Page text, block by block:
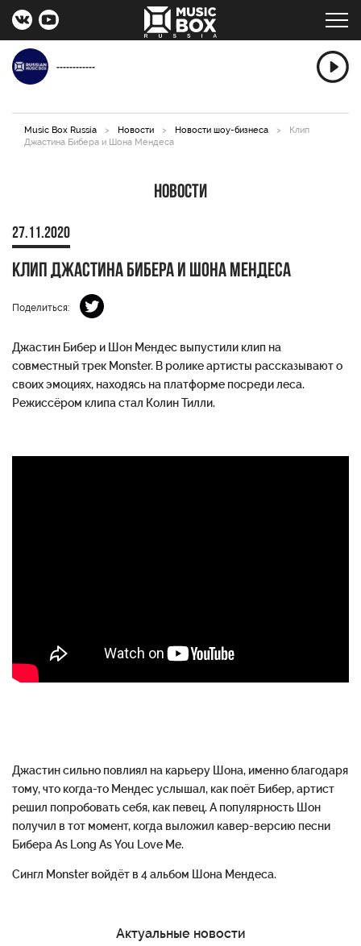
------------
Music Box Russia > Новости > Новости шоу-бизнеса >
Клип
Джастина Бибера и Шона Мендеса
Новости
27.11.2020
Клип Джастина Бибера и Шона Мендеса
Поделиться:
Джастин Бибер и Шон Мендес выпустили клип на
совместный трек Monster. В ролике артисты рассказывают о
своих эмоциях, находясь на платформе посреди леса.
Режиссёром клипа стал Колин Тилли.
Джастин сильно повлиял на карьеру Шона, именно благодаря
тому, что когда-то Мендес услышал, как поёт Бибер, артист
решил попробовать себя, как певец. А популярность Шон
получил в тот момент, когда выложил кавер-версию песни
Бибера As Long As You Love Me.
Сингл Monster войдёт в 4 альбом Шона Мендеса.
Актуальные новости